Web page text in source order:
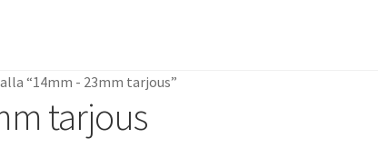
“14mm - 23mm tarjous”
tarjous